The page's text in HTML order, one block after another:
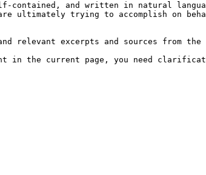
and written in natural
ultimately trying to accomplish on
relevant excerpts and sources from the
in the current page, you need